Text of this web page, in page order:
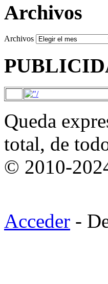
Archivos
Archivos
Queda
total, de
© 2010-
Acceder -